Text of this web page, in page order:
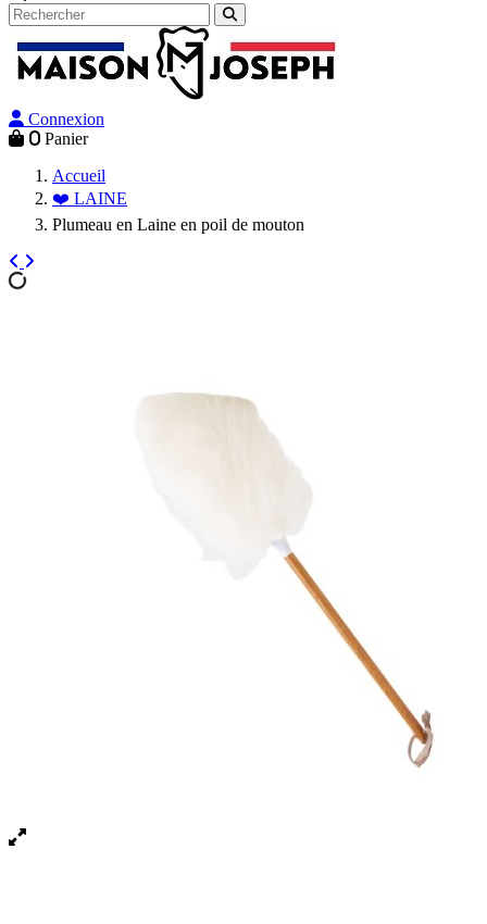
Connexion
0 Panier
Accueil
❤️ LAINE
Plumeau en Laine en poil de mouton